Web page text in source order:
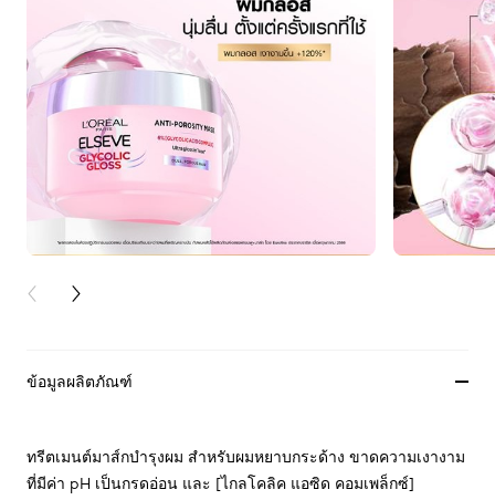
PREVIOUS CARD
NEXT CARD
ข้อมูลผลิตภัณฑ์
ทรีตเมนต์มาส์กบำรุงผม สำหรับผมหยาบกระด้าง ขาดความเงางาม
ที่มีค่า pH เป็นกรดอ่อน และ [ไกลโคลิค แอซิด คอมเพล็กซ์]